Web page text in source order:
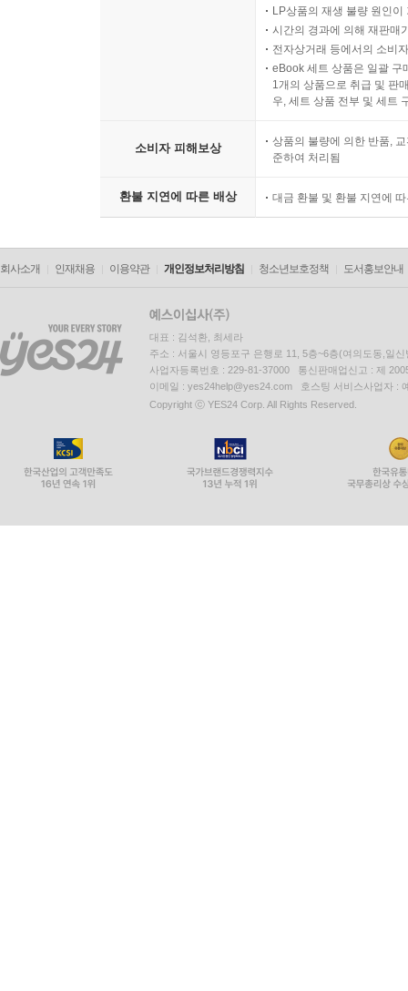
LP상품의 재생 불량 원인
시간의 경과에 의해 재판매
전자상거래 등에서의 소비
eBook 세트 상품은 일괄 구
1개의 상품으로 취급 및 판
우, 세트 상품 전부 및 세트
소비자 피해보상
상품의 불량에 의한 반품,
준하여 처리됨
환불 지연에 따른 배상 대금 환불 및 환불 지연에
회사소개 인재채용 이용약관 개인정보처리방침 청소년보호정책 도서홍보안내
대표 : 김석환, 최세라
주소 : 서울시 영등포구 은행로 11, 5층~6층(여의도동,일신
사업자등록번호 : 229-81-37000 통신판매업신고 : 제
이메일 : yes24help@yes24.com 호스팅 서비스사업자 :
Copyright ⓒ YES24 Corp. All Rights Reserved.